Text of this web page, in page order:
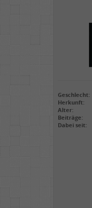
Geschlecht:
Herkunft:
Alter:
Beiträge:
Dabei seit: